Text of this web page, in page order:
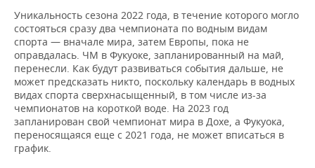
Уникальность сезона 2022 года, в течение которого могло
состояться сразу два чемпионата по водным видам
спорта — вначале мира, затем Европы, пока не
оправдалась. ЧМ в Фукуоке, запланированный на май,
перенесли. Как будут развиваться события дальше, не
может предсказать никто, поскольку календарь в водных
видах спорта сверхнасыщенный, в том числе из-за
чемпионатов на короткой воде. На 2023 год
запланирован свой чемпионат мира в Дохе, а Фукуока,
переносящаяся еще с 2021 года, не может вписаться в
график.